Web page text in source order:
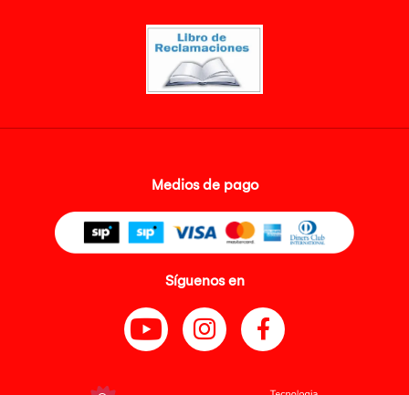
Medios de pago
Síguenos en